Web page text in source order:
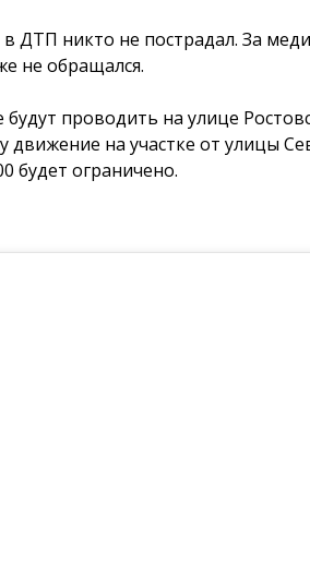
в ДТП никто не пострадал. За
не обращался.
будут проводить на улице
на участке от улицы
будет ограничено.